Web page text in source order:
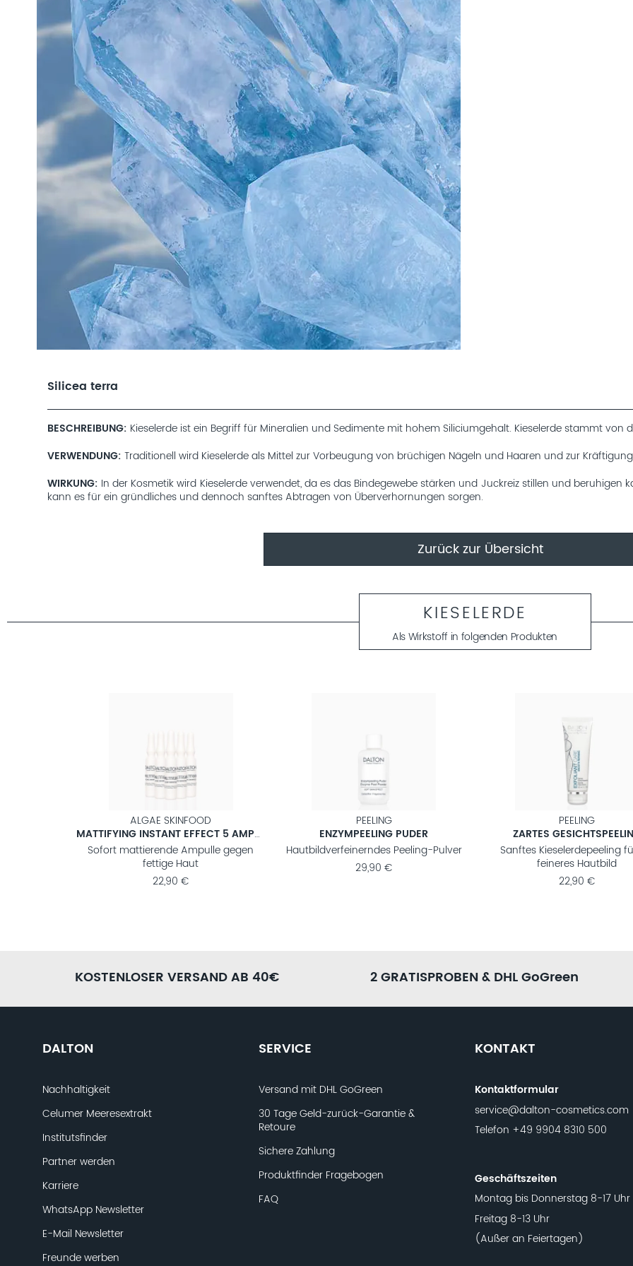
Silicea terra
BESCHREIBUNG Kieselerde ist ein Begriff für Mineralien und Sedimente mit hohem Siliciumgehalt. Kieselerde stammt von
VERWENDUNG Traditionell wird Kieselerde als Mittel zur Vorbeugung von brüchigen Nägeln und Haaren und zur
WIRKUNG In der Kosmetik wird Kieselerde verwendet, da es das Bindegewebe stärken und Juckreiz stillen und
kann es für ein gründliches und dennoch sanftes Abtragen von Überverhornungen sorgen.
Zurück zur Übersicht
KIESELERDE
Als Wirkstoff in folgenden Produkten
ALGAE SKINFOOD
MATTIFYING INSTANT EFFECT 5 AMPULLEN
Sofort mattierende Ampulle gegen
fettige Haut
22,90 €
PEELING
ENZYMPEELING PUDER
Hautbildverfeinerndes Peeling-Pulver
29,90 €
PEELING
ZARTES
Sanftes Kieselerdepeeling
feineres Hautbild
22,90 €
KOSTENLOSER VERSAND AB 40€ 2 GRATISPROBEN & DHL GoGreen
DALTON
Nachhaltigkeit
Celumer Meeresextrakt
Institutsfinder
Partner werden
Karriere
WhatsApp Newsletter
E-Mail Newsletter
Freunde werben
SERVICE
Versand mit DHL GoGreen
30 Tage Geld-zurück-Garantie &
Retoure
Sichere Zahlung
Produktfinder Fragebogen
FAQ
KONTAKT
Kontaktformular
service@dalton-cosmetics.com
Telefon +49 9904 8310 500
Geschäftszeiten
Montag bis Donnerstag 8-17 Uhr
Freitag 8-13 Uhr
(Außer an Feiertagen)